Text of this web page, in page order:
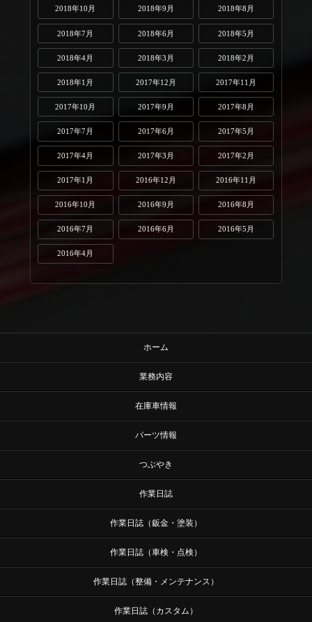
2018年10月 2018年9月 2018年8月
2018年7月 2018年6月 2018年5月
2018年4月 2018年3月 2018年2月
2018年1月 2017年12月 2017年11月
2017年10月 2017年9月 2017年8月
2017年7月 2017年6月 2017年5月
2017年4月 2017年3月 2017年2月
2017年1月 2016年12月 2016年11月
2016年10月 2016年9月 2016年8月
2016年7月 2016年6月 2016年5月
2016年4月
ホーム
業務内容
在庫車情報
パーツ情報
つぶやき
作業日誌
作業日誌（鈑金・塗装）
作業日誌（車検・点検）
作業日誌（整備・メンテナンス）
作業日誌（カスタム）